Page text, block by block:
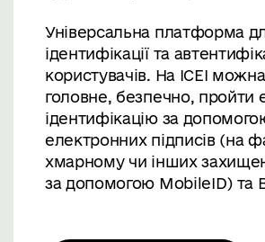
Універсальна платформа
ідентифікації та
користувачів. На ICEI
головне, безпечно, пройти
ідентифікацію за
електронних підписів (на
хмарному чи інших
за допомогою MobileID) та